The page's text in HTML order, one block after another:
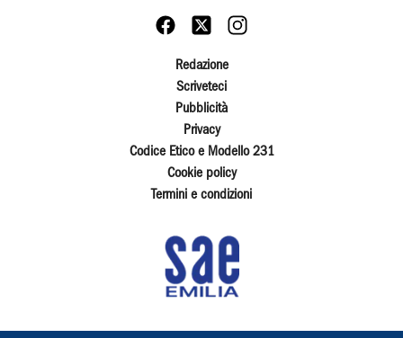
Redazione
Scriveteci
Pubblicità
Privacy
Codice Etico e Modello 231
Cookie policy
Termini e condizioni